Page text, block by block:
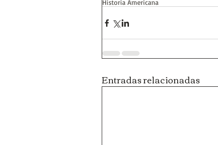
Historia Americana
Entradas relacionadas